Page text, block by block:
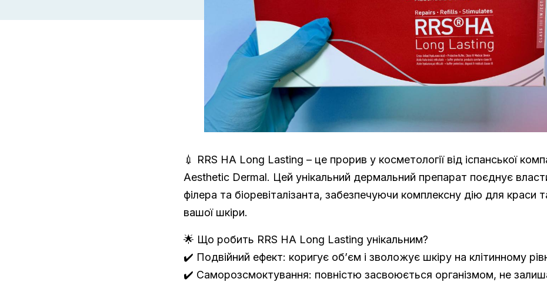
💉 RRS HA Long Lasting – це прорив у косметології від іспанської
Aesthetic Dermal. Цей унікальний дермальний препарат поєднує
філера та біоревіталізанта, забезпечуючи комплексну дію для краси
вашої шкіри.
🌟 Що робить RRS HA Long Lasting унікальним?
✔️ Подвійний ефект: коригує об’єм і зволожує шкіру на клітинному
✔️ Саморозсмоктування: повністю засвоюється організмом, не